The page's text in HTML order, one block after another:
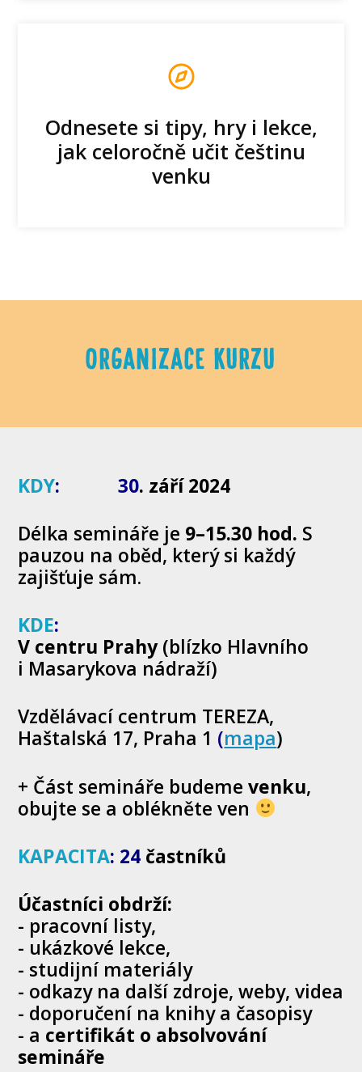
Odnesete si tipy, hry i lekce,
jak celoročně učit češtinu
venku
ORGANIZACE KURZU
KDY: 30. září 2024
Délka semináře je 9–15.30 hod. S
pauzou na oběd, který si každý
zajišťuje sám.
KDE:
V centru Prahy(blízko Hlavního
i Masarykova nádraží)
Vzdělávací centrum TEREZA,
Haštalská 17, Praha 1 (mapa)
+ Část semináře budemevenku,
obujte se a oblékněte ven
KAPACITA: 24 častníků
Účastníci obdrží:
- pracovní listy,
- ukázkové lekce,
- studijní materiály
- odkazy na další zdroje, weby, videa
- doporučení na knihy a časopisy
- a certifikát o absolvování
semináře